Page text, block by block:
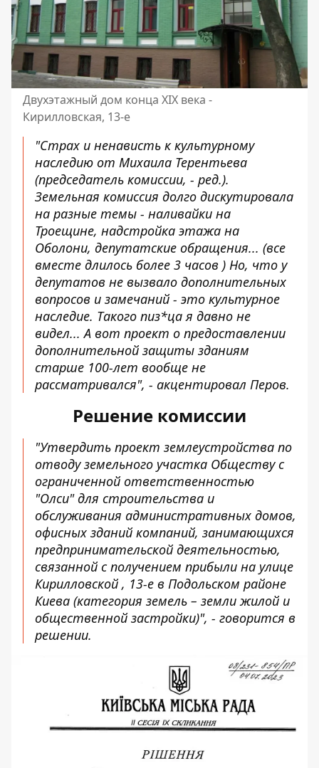
Двухэтажный дом конца XIX века -
Кирилловская, 13-е
"Страх и ненависть к культурному
наследию от Михаила Терентьева
(председатель комиссии, - ред.).
Земельная комиссия долго дискутировала
на разные темы - наливайки на
Троещине, надстройка этажа на
Оболони, депутатские обращения... (все
вместе длилось более 3 часов ) Но, что у
депутатов не вызвало дополнительных
вопросов и замечаний - это культурное
наследие. Такого пиз*ца я давно не
видел... А вот проект о предоставлении
дополнительной защиты зданиям
старше 100-лет вообще не
рассматривался", - акцентировал Перов.
Решение комиссии
"Утвердить проект землеустройства по
отводу земельного участка Обществу с
ограниченной ответственностью
"Олси" для строительства и
обслуживания административных домов,
офисных зданий компаний, занимающихся
предпринимательской деятельностью,
связанной с получением прибыли на улице
Кирилловской , 13-е в Подольском районе
Киева (категория земель – земли жилой и
общественной застройки)", - говорится в
решении.